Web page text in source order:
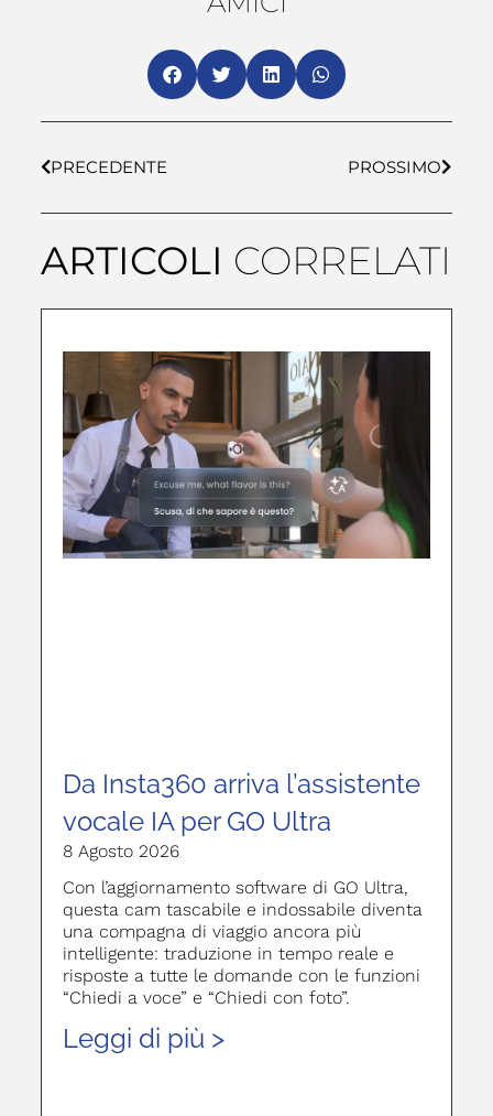
PRECEDENTE PROSSIMO
ARTICOLI CORRELATI
Da Insta360 arriva l’assistente
vocale IA per GO Ultra
8 Agosto 2026
Con l’aggiornamento software di GO Ultra,
questa cam tascabile e indossabile diventa
una compagna di viaggio ancora più
intelligente: traduzione in tempo reale e
risposte a tutte le domande con le funzioni
“Chiedi a voce” e “Chiedi con foto”.
Leggi di più >